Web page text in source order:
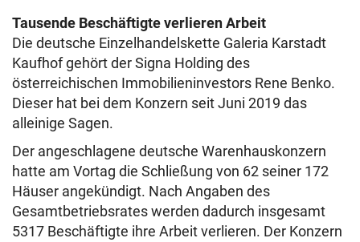
Tausende Beschäftigte verlieren Arbeit
Die deutsche Einzelhandelskette Galeria Karstadt
Kaufhof gehört der Signa Holding des
österreichischen Immobilieninvestors Rene Benko.
Dieser hat bei dem Konzern seit Juni 2019 das
alleinige Sagen.
Der angeschlagene deutsche Warenhauskonzern
hatte am Vortag die Schließung von 62 seiner 172
Häuser angekündigt. Nach Angaben des
Gesamtbetriebsrates werden dadurch insgesamt
5317 Beschäftigte ihre Arbeit verlieren. Der Konzern